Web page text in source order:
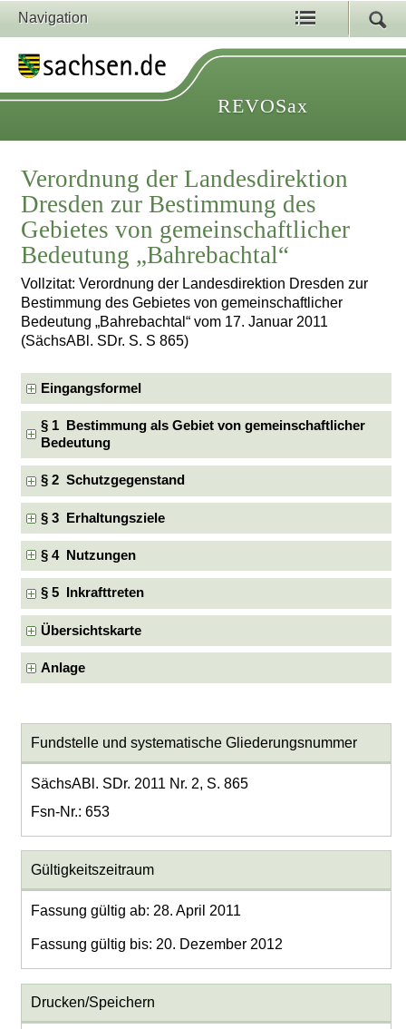
Navigation
REVOSax
Verordnung der Landesdirektion
Dresden zur Bestimmung des
Gebietes von gemeinschaftlicher
Bedeutung „Bahrebachtal“
Vollzitat: Verordnung der Landesdirektion Dresden zur
Bestimmung des Gebietes von gemeinschaftlicher
Bedeutung „Bahrebachtal“ vom 17. Januar 2011
(SächsABl. SDr. S. S 865)
Eingangsformel
§ 1 Bestimmung als Gebiet von gemeinschaftlicher
Bedeutung
§ 2 Schutzgegenstand
§ 3 Erhaltungsziele
§ 4 Nutzungen
§ 5 Inkrafttreten
Übersichtskarte
Anlage
Fundstelle und systematische Gliederungsnummer
SächsABl. SDr. 2011 Nr. 2, S. 865
Fsn-Nr.: 653
Gültigkeitszeitraum
Fassung gültig ab: 28. April 2011
Fassung gültig bis: 20. Dezember 2012
Drucken/Speichern